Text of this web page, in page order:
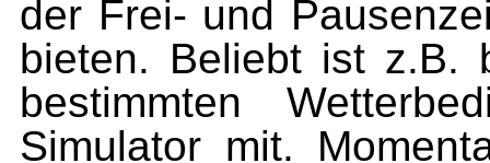
der Frei- und
bieten. Beliebt ist z.B.
bestimmten
Simulator mit.